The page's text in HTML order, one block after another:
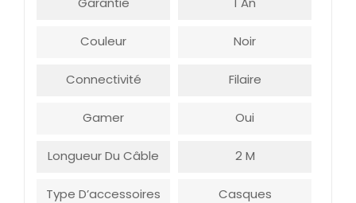
Couleur Noir
Connectivité Filaire
Gamer Oui
Longueur Du Câble 2 M
Type D’accessoires Casques